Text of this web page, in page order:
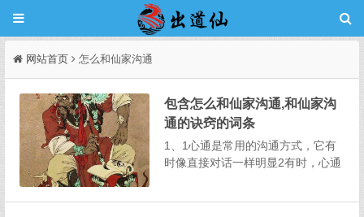
网站首页 怎么和仙家沟通
包含怎么和仙家沟通,和仙家沟
通的诀窍的词条
1、1心通是常用的沟通方式，它有
时像直接对话一样明显2有时，心通